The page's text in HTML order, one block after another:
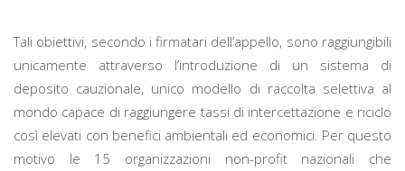
Tali obiettivi, secondo i firmatari dell’appello, sono raggiungibili
unicamente attraverso l’introduzione di un sistema di
deposito cauzionale, unico modello di raccolta selettiva al
mondo capace di raggiungere tassi di intercettazione e riciclo
così elevati con benefici ambientali ed economici. Per questo
motivo le 15 organizzazioni non-profit nazionali che